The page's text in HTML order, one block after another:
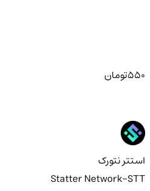
550تومان
استتر نتورک
Statter Network-STT